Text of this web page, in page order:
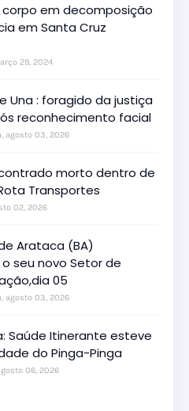
corpo em decomposição
em Santa Cruz
29, 2024
Una : foragido da justiça
reconhecimento facial
agosto 03, 2026
morto dentro de
Transportes
02, 2026
Arataca (BA)
seu novo Setor de
05
agosto 03, 2026
Saúde Itinerante esteve
do Pinga-Pinga
06, 2026